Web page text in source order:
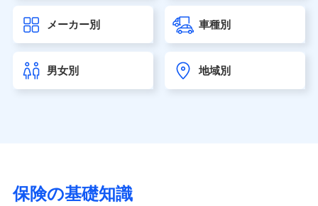
seimei.co.jp）
チューリッヒ生命保険株式会社
東京海上日動あんしん生命保険株式会社
（https://www.tmn-anshin.co.jp/）
マニュライフ生命保険株式会社
（https://www.manulife.co.jp/）
メーカー別 車種別
男女別 地域別
保険の基礎知識